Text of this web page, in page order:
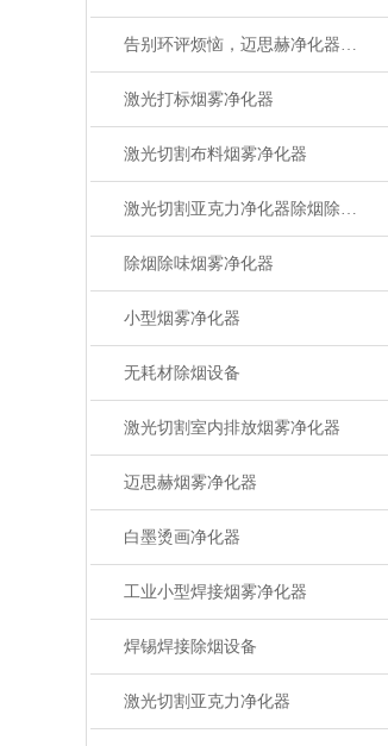
告别环评烦恼，迈思赫净化器助您轻松达标
激光打标烟雾净化器
激光切割布料烟雾净化器
激光切割亚克力净化器除烟除味设备
除烟除味烟雾净化器
小型烟雾净化器
无耗材除烟设备
激光切割室内排放烟雾净化器
迈思赫烟雾净化器
白墨烫画净化器
工业小型焊接烟雾净化器
焊锡焊接除烟设备
激光切割亚克力净化器